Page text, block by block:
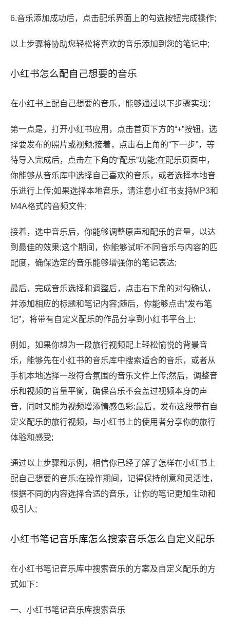
6.音乐添加成功后，点击配乐界面上的勾选按钮完成操作;
以上步骤将协助您轻松将喜欢的音乐添加到您的笔记中;
小红书怎么配自己想要的音乐
在小红书上配自己想要的音乐，能够通过以下步骤实现：
第一点是，打开小红书应用，点击首页下方的“+”按钮，选
择要发布的照片或视频;接着，点击右上角的“下一步”，等
待导入完成后，点击左下角的“配乐”功能;在配乐页面中，
你能够从音乐库中选择自己喜欢的音乐，或者选择本地音
乐进行上传;如果选择本地音乐，请注意小红书支持MP3和
M4A格式的音频文件;
接着，选中音乐后，你能够调整原声和配乐的音量，以达
到最佳的效果;这个期间，你能够试听不同音乐与内容的匹
配度，确保选定的音乐能够增强你的笔记表达;
最后，完成音乐选择和调整后，点击右下角的对勾确认，
并添加相应的标题和笔记内容;随后，你能够点击“发布笔
记”，将带有自定义配乐的作品分享到小红书平台上;
例如，如果你想为一段旅行视频配上轻松愉悦的背景音
乐，能够先在小红书的音乐库中搜索适合的音乐，或者从
手机本地选择一段符合氛围的音乐文件上传;然后，调整音
乐和视频的音量平衡，确保音乐不会盖过视频本身的声
音，同时又能为视频增添情感色彩;最后，发布这段带有自
定义配乐的旅行视频，与小红书上的使用者分享你的旅行
体验和感受;
通过以上步骤和示例，相信你已经了解了怎样在小红书上
配自己想要的音乐;在操作期间，记得保持创意和灵活性，
根据不同的内容选择合适的音乐，让你的笔记更加生动和
吸引人;
小红书笔记音乐库怎么搜索音乐怎么自定义配乐
在小红书笔记音乐库中搜索音乐的方案及自定义配乐的方
式如下：
一、小红书笔记音乐库搜索音乐